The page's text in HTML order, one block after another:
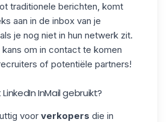
traditionele berichten, komt
aan in de inbox van je
je nog niet in hun netwerk zit.
om in contact te komen
of potentiële partners!
InMail gebruikt?
voor verkopers die in